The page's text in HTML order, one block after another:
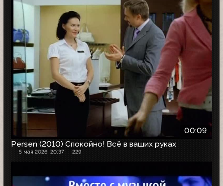
00:09
Persen (2010) Спокойно! Всё в ваших руках
5 мая 2026, 20:37 229